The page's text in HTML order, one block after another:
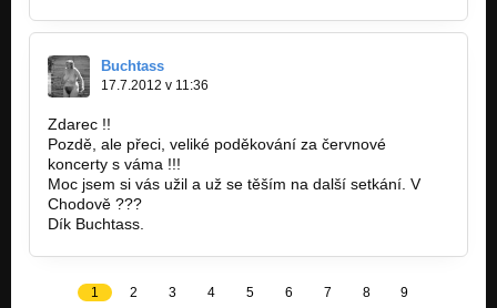
Buchtass
17.7.2012 v 11:36
Zdarec !!
Pozdě, ale přeci, veliké poděkování za červnové
koncerty s váma !!!
Moc jsem si vás užil a už se těším na další setkání. V
Chodově ???
Dík Buchtass.
1 2 3 4 5 6 7 8 9